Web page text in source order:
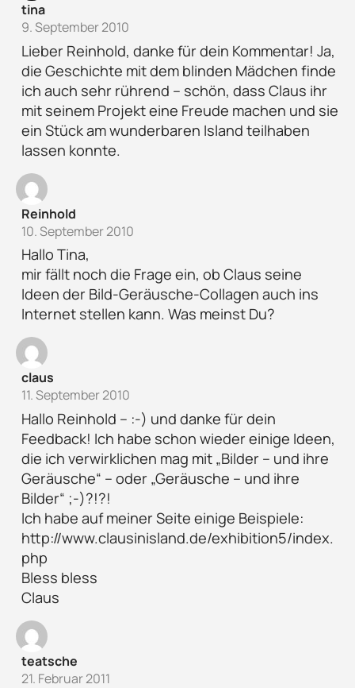
tina
9. September 2010
Lieber Reinhold, danke für dein Kommentar! Ja,
die Geschichte mit dem blinden Mädchen finde
ich auch sehr rührend – schön, dass Claus ihr
mit seinem Projekt eine Freude machen und sie
ein Stück am wunderbaren Island teilhaben
lassen konnte.
Reinhold
10. September 2010
Hallo Tina,
mir fällt noch die Frage ein, ob Claus seine
Ideen der Bild-Geräusche-Collagen auch ins
Internet stellen kann. Was meinst Du?
claus
11. September 2010
Hallo Reinhold – :-) und danke für dein
Feedback! Ich habe schon wieder einige Ideen,
die ich verwirklichen mag mit „Bilder – und ihre
Geräusche“ – oder „Geräusche – und ihre
Bilder“ ;-)?!?!
Ich habe auf meiner Seite einige Beispiele:
http://www.clausinisland.de/exhibition5/index.
php
Bless bless
Claus
teatsche
21. Februar 2011